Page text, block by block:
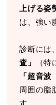
上げる
は、強い
診断には
査」
（
「超音波
周囲の脂
す。